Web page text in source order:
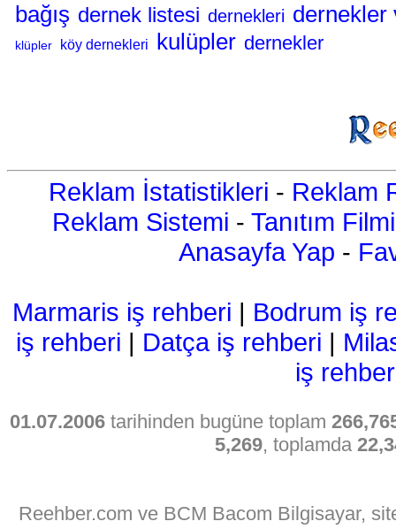
bağış dernek listesi dernekleri dernekler
klüpler köy dernekleri kulüpler dernekler
Reklam İstatistikleri - Reklam
Reklam Sistemi - Tanıtım Filmi
Anasayfa Yap -
Marmaris iş rehberi | Bodrum iş
iş rehberi | Datça iş rehberi |
iş
01.07.2006 tarihinden bugüne toplam
5,269, toplamda
Reehber.com ve BCM Bacom Bilgisayar,